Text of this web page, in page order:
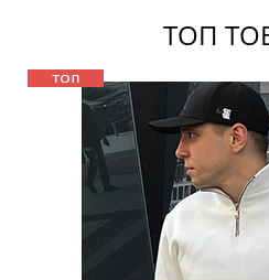
ТОП